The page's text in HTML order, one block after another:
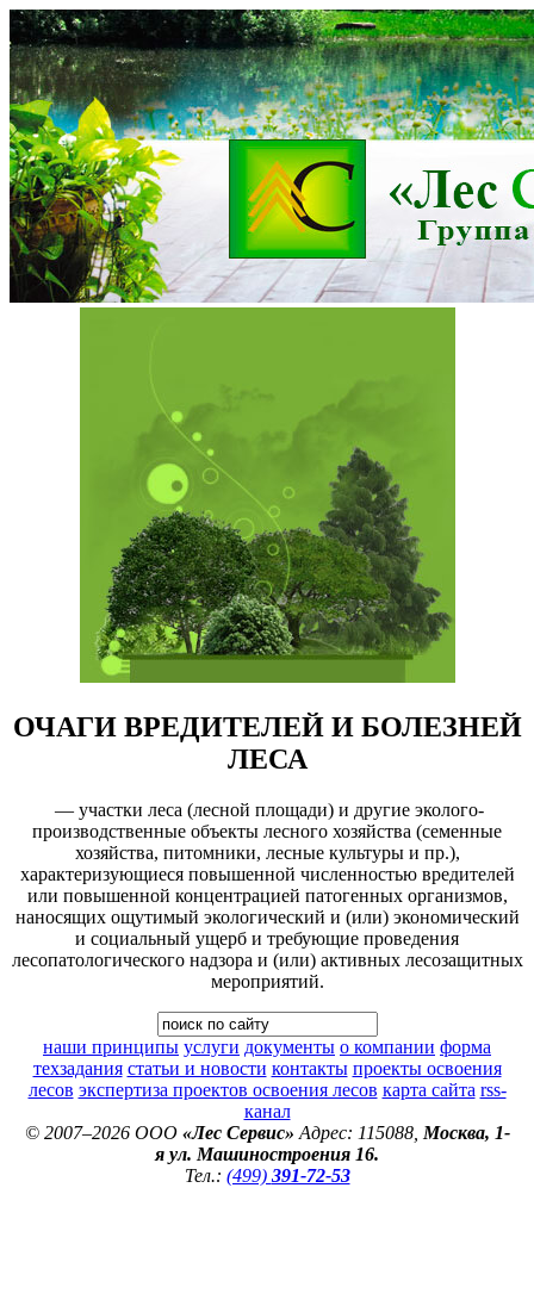
ОЧАГИ ВРЕДИТЕЛЕЙ И БОЛЕЗНЕЙ
ЛЕСА
— участки леса (лесной площади) и другие эколого-
производственные объекты лесного хозяйства (семенные
хозяйства, питомники, лесные культуры и пр.),
характеризующиеся повышенной численностью вредителей
или повышенной концентрацией патогенных организмов,
наносящих ощутимый экологический и (или) экономический
и социальный ущерб и требующие проведения
лесопатологического надзора и (или) активных лесозащитных
мероприятий.
наши принципы услуги документы о компании форма
техзадания статьи и новости контакты проекты освоения
лесов экспертиза проектов освоения лесов карта сайта rss-
канал
© 2007–2026 ООО «Лес Сервис» Адрес: 115088, Москва, 1-
я ул. Машиностроения 16.
Тел.: (499) 391-72-53